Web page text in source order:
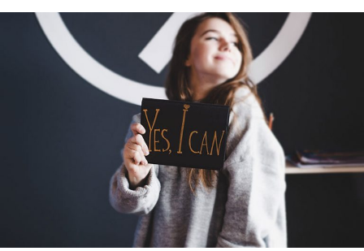
Тебе хочется открыть свой бизнес, встретить любовь